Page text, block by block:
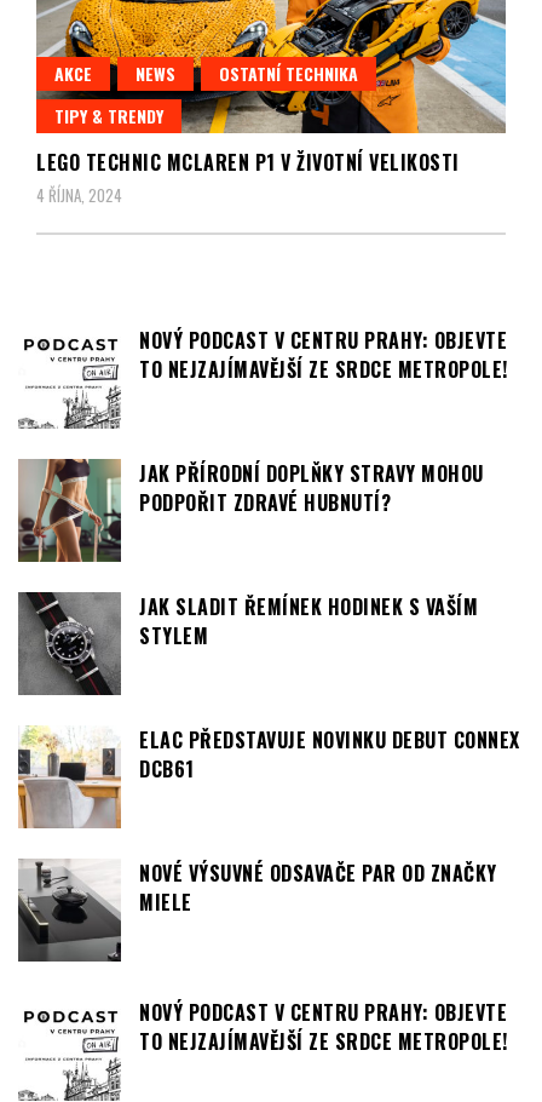
AKCE NEWS
OSTATNÍ TECHNIKA
TIPY & TRENDY
LEGO TECHNIC MCLAREN P1 V ŽIVOTNÍ VELIKOSTI
4 ŘÍJNA, 2024
NOVÝ PODCAST V CENTRU PRAHY: OBJEVTE
TO NEJZAJÍMAVĚJŠÍ ZE SRDCE METROPOLE!
JAK PŘÍRODNÍ DOPLŇKY STRAVY MOHOU
PODPOŘIT ZDRAVÉ HUBNUTÍ?
JAK SLADIT ŘEMÍNEK HODINEK S VAŠÍM
STYLEM
ELAC PŘEDSTAVUJE NOVINKU DEBUT CONNEX
DCB61
NOVÉ VÝSUVNÉ ODSAVAČE PAR OD ZNAČKY
MIELE
NOVÝ PODCAST V CENTRU PRAHY: OBJEVTE
TO NEJZAJÍMAVĚJŠÍ ZE SRDCE METROPOLE!